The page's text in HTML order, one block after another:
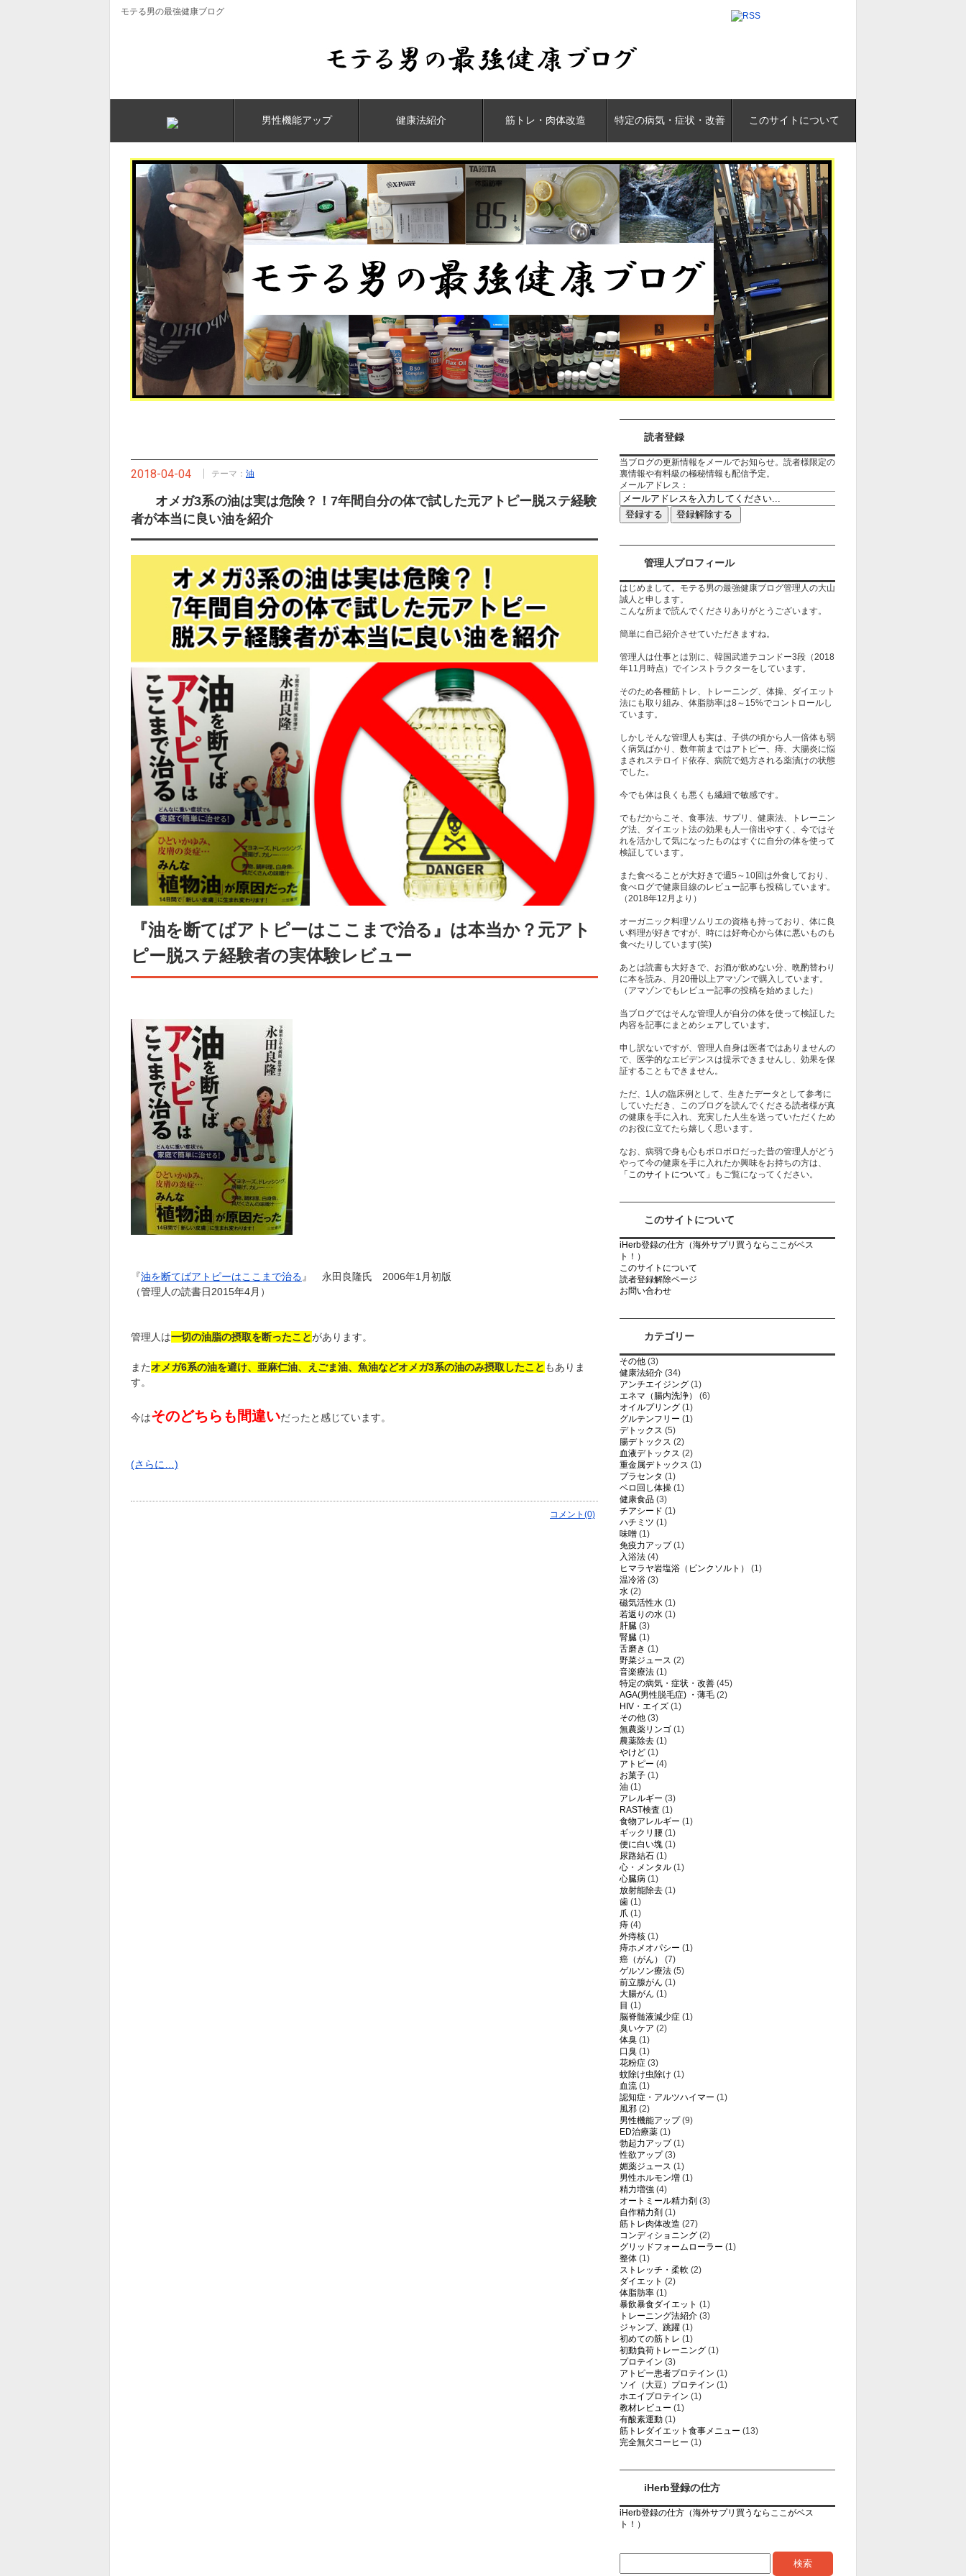
モテる男の最強健康ブログ
男性機能アップ 健康法紹介 筋トレ・肉体改造 特定の病気・症状・改善 このサイトについて
オメガ3系の油は実は危険？！7年間自分の体で試した元アトピー脱ステ経験
者が本当に良い油を紹介
2018-04-04 テーマ： 油
『油を断てばアトピーはここまで治る』は本当か？元アト
ピー脱ステ経験者の実体験レビュー
『油を断てばアトピーはここまで治る 』 永田良隆氏 2006年1月初版
（管理人の読書日2015年4月）
管理人は一切の油脂の摂取を断ったことがあります。
またオメガ6系の油を避け、亜麻仁油、えごま油、魚油などオメガ3系の油のみ摂取したこと もありま
す。
今はそのどちらも間違いだったと感じています。
(さらに…)
コメント(0)
読者登録
当ブログの更新情報をメールでお知らせ。読者様限定の
裏情報や有料級の極秘情報も配信予定。
メールアドレス：
管理人プロフィール
はじめまして。モテる男の最強健康ブログ管理人の大山
誠人と申します。
こんな所まで読んでくださりありがとうございます。
簡単に自己紹介させていただきますね。
管理人は仕事とは別に、韓国武道テコンドー3段（2018
年11月時点）でインストラクターをしています。
そのため各種筋トレ、トレーニング、体操、ダイエット
法にも取り組み、体脂肪率は8～15%でコントロールし
ています。
しかしそんな管理人も実は、子供の頃から人一倍体も弱
く病気ばかり、数年前まではアトピー、痔、大腸炎に悩
まされステロイド依存、病院で処方される薬漬けの状態
でした。
今でも体は良くも悪くも繊細で敏感です。
でもだからこそ、食事法、サプリ、健康法、トレーニン
グ法、ダイエット法の効果も人一倍出やすく、今ではそ
れを活かして気になったものはすぐに自分の体を使って
検証しています。
また食べることが大好きで週5～10回は外食しており、
食べログで健康目線のレビュー記事も投稿しています。
（2018年12月より）
オーガニック料理ソムリエの資格も持っており、体に良
い料理が好きですが、時には好奇心から体に悪いものも
食べたりしています(笑)
あとは読書も大好きで、お酒が飲めない分、晩酌替わり
に本を読み、月20冊以上アマゾンで購入しています。
（アマゾンでもレビュー記事の投稿を始めました）
当ブログではそんな管理人が自分の体を使って検証した
内容を記事にまとめシェアしています。
申し訳ないですが、管理人自身は医者ではありませんの
で、医学的なエビデンスは提示できませんし、効果を保
証することもできません。
ただ、1人の臨床例として、生きたデータとして参考に
していただき、このブログを読んでくださる読者様が真
の健康を手に入れ、充実した人生を送っていただくため
のお役に立てたら嬉しく思います。
なお、病弱で身も心もボロボロだった昔の管理人がどう
やって今の健康を手に入れたか興味をお持ちの方は、
「このサイトについて」
もご覧になってください。
このサイトについて
iHerb登録の仕方（海外サプリ買うならここがベス
ト！）
このサイトについて
読者登録解除ページ
お問い合わせ
カテゴリー
その他 (3)
健康法紹介 (34)
アンチエイジング (1)
エネマ（腸内洗浄）
(6)
オイルプリング (1)
グルテンフリー (1)
デトックス (5)
腸デトックス (2)
血液デトックス (2)
重金属デトックス (1)
プラセンタ (1)
ベロ回し体操 (1)
健康食品 (3)
チアシード (1)
ハチミツ (1)
味噌 (1)
免疫力アップ(1)
入浴法 (4)
ヒマラヤ岩塩浴（ピンクソルト）
(1)
温冷浴 (3)
水 (2)
磁気活性水 (1)
若返りの水 (1)
肝臓 (3)
腎臓 (1)
舌磨き (1)
野菜ジュース (2)
音楽療法 (1)
特定の病気・症状・改善 (45)
AGA(男性脱毛症) ・薄毛 (2)
HIV・エイズ (1)
その他 (3)
無農薬リンゴ (1)
農薬除去 (1)
やけど (1)
アトピー (4)
お菓子 (1)
油 (1)
アレルギー (3)
RAST検査 (1)
食物アレルギー (1)
ギックリ腰 (1)
便に白い塊 (1)
尿路結石 (1)
心・メンタル (1)
心臓病 (1)
放射能除去 (1)
歯 (1)
爪 (1)
痔 (4)
外痔核 (1)
痔ホメオパシー (1)
癌（がん）
(7)
ゲルソン療法 (5)
前立腺がん (1)
大腸がん (1)
目 (1)
脳脊髄液減少症 (1)
臭いケア (2)
体臭 (1)
口臭 (1)
花粉症 (3)
蚊除け虫除け (1)
血流 (1)
認知症・アルツハイマー (1)
風邪 (2)
男性機能アップ(9)
ED治療薬 (1)
勃起力アップ(1)
性欲アップ(3)
媚薬ジュース (1)
男性ホルモン増 (1)
精力増強 (4)
オートミール精力剤 (3)
自作精力剤 (1)
筋トレ肉体改造 (27)
コンディショニング (2)
グリッドフォームローラー (1)
整体 (1)
ストレッチ・柔軟 (2)
ダイエット (2)
体脂肪率 (1)
暴飲暴食ダイエット (1)
トレーニング法紹介 (3)
ジャンプ、跳躍 (1)
初めての筋トレ (1)
初動負荷トレーニング (1)
プロテイン (3)
アトピー患者プロテイン (1)
ソイ（大豆）プロテイン (1)
ホエイプロテイン (1)
教材レビュー (1)
有酸素運動 (1)
筋トレダイエット食事メニュー (13)
完全無欠コーヒー (1)
iHerb登録の仕方
iHerb登録の仕方（海外サプリ買うならここがベス
ト！）